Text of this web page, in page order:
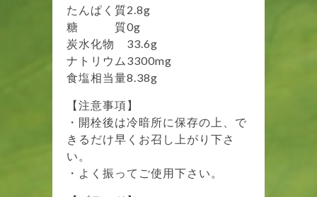
たんぱく質2.8g
糖 質0g
炭水化物 33.6g
ナトリウム3300mg
食塩相当量8.38g
【注意事項】
・開栓後は冷暗所に保存の上、で
きるだけ早くお召し上がり下さ
い。
・よく振ってご使用下さい。